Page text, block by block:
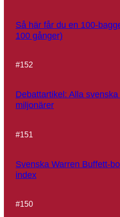
Så här får du en 100-
100 gånger)
#152
Debattartikel: Alla
miljonärer
#151
Svenska Warren Buffett-
index
#150